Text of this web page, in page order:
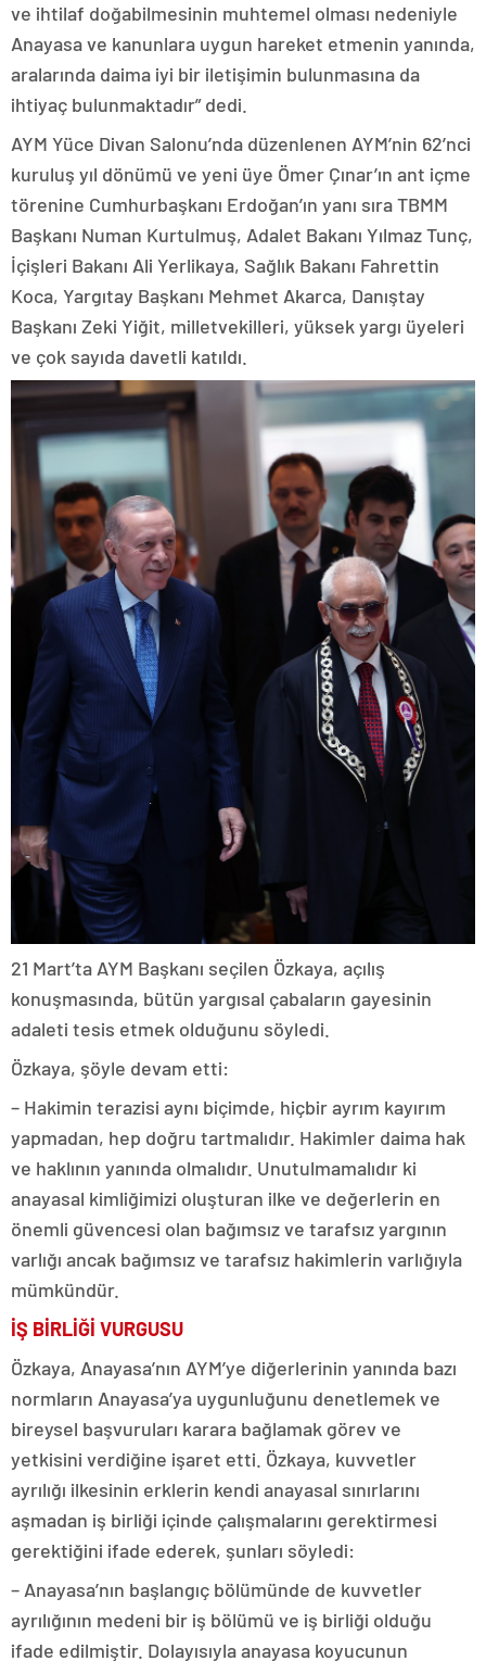
ve ihtilaf doğabilmesinin muhtemel olması nedeniyle
Anayasa ve kanunlara uygun hareket etmenin yanında,
aralarında daima iyi bir iletişimin bulunmasına da
ihtiyaç bulunmaktadır” dedi.
AYM Yüce Divan Salonu’nda düzenlenen AYM’nin 62’nci
kuruluş yıl dönümü ve yeni üye Ömer Çınar’ın ant içme
törenine Cumhurbaşkanı Erdoğan’ın yanı sıra TBMM
Başkanı Numan Kurtulmuş, Adalet Bakanı Yılmaz Tunç,
İçişleri Bakanı Ali Yerlikaya, Sağlık Bakanı Fahrettin
Koca, Yargıtay Başkanı Mehmet Akarca, Danıştay
Başkanı Zeki Yiğit, milletvekilleri, yüksek yargı üyeleri
ve çok sayıda davetli katıldı.
21 Mart’ta AYM Başkanı seçilen Özkaya, açılış
konuşmasında, bütün yargısal çabaların gayesinin
adaleti tesis etmek olduğunu söyledi.
Özkaya, şöyle devam etti:
– Hakimin terazisi aynı biçimde, hiçbir ayrım kayırım
yapmadan, hep doğru tartmalıdır. Hakimler daima hak
ve haklının yanında olmalıdır. Unutulmamalıdır ki
anayasal kimliğimizi oluşturan ilke ve değerlerin en
önemli güvencesi olan bağımsız ve tarafsız yargının
varlığı ancak bağımsız ve tarafsız hakimlerin varlığıyla
mümkündür.
İŞ BİRLİĞİ VURGUSU
Özkaya, Anayasa’nın AYM’ye diğerlerinin yanında bazı
normların Anayasa’ya uygunluğunu denetlemek ve
bireysel başvuruları karara bağlamak görev ve
yetkisini verdiğine işaret etti. Özkaya, kuvvetler
ayrılığı ilkesinin erklerin kendi anayasal sınırlarını
aşmadan iş birliği içinde çalışmalarını gerektirmesi
gerektiğini ifade ederek, şunları söyledi:
– Anayasa’nın başlangıç bölümünde de kuvvetler
ayrılığının medeni bir iş bölümü ve iş birliği olduğu
ifade edilmiştir. Dolayısıyla anayasa koyucunun